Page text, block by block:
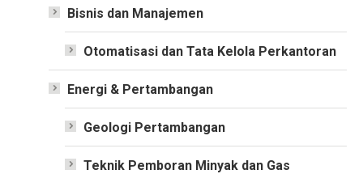
Bisnis dan Manajemen
Otomatisasi dan Tata Kelola Perkantoran
Energi & Pertambangan
Geologi Pertambangan
Teknik Pemboran Minyak dan Gas